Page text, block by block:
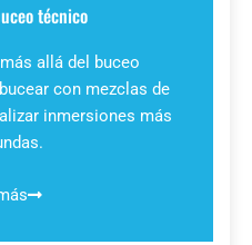
técnico
allá del buceo
con mezclas de
inmersiones más